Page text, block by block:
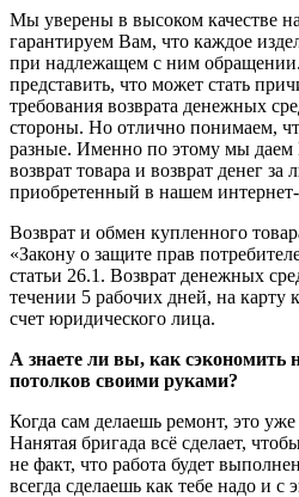
Мы уверены в высоком качестве
гарантируем Вам, что каждое
при надлежащем с ним
представить, что может стать
требования возврата денежных
стороны. Но отлично понимаем,
разные. Именно по этому мы даем
возврат товара и возврат денег
приобретенный в нашем интернет-
Возврат и обмен купленного
«Закону о защите прав
статьи 26.1. Возврат денежных
течении 5 рабочих дней, на карту
счет юридического лица.
А знаете ли вы, как сэкономить
потолков своими руками?
Когда сам делаешь ремонт, это
Нанятая бригада всё сделает,
не факт, что работа будет
всегда сделаешь как тебе надо и с